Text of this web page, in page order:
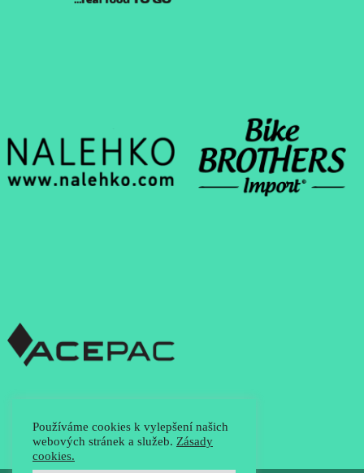
Používáme cookies k vylepšení našich
webových stránek a služeb. Zásady
cookies.